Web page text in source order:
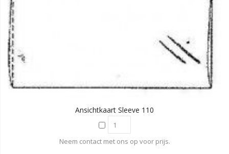
Ansichtkaart Sleeve 110
Neem contact met ons op voor prijs.